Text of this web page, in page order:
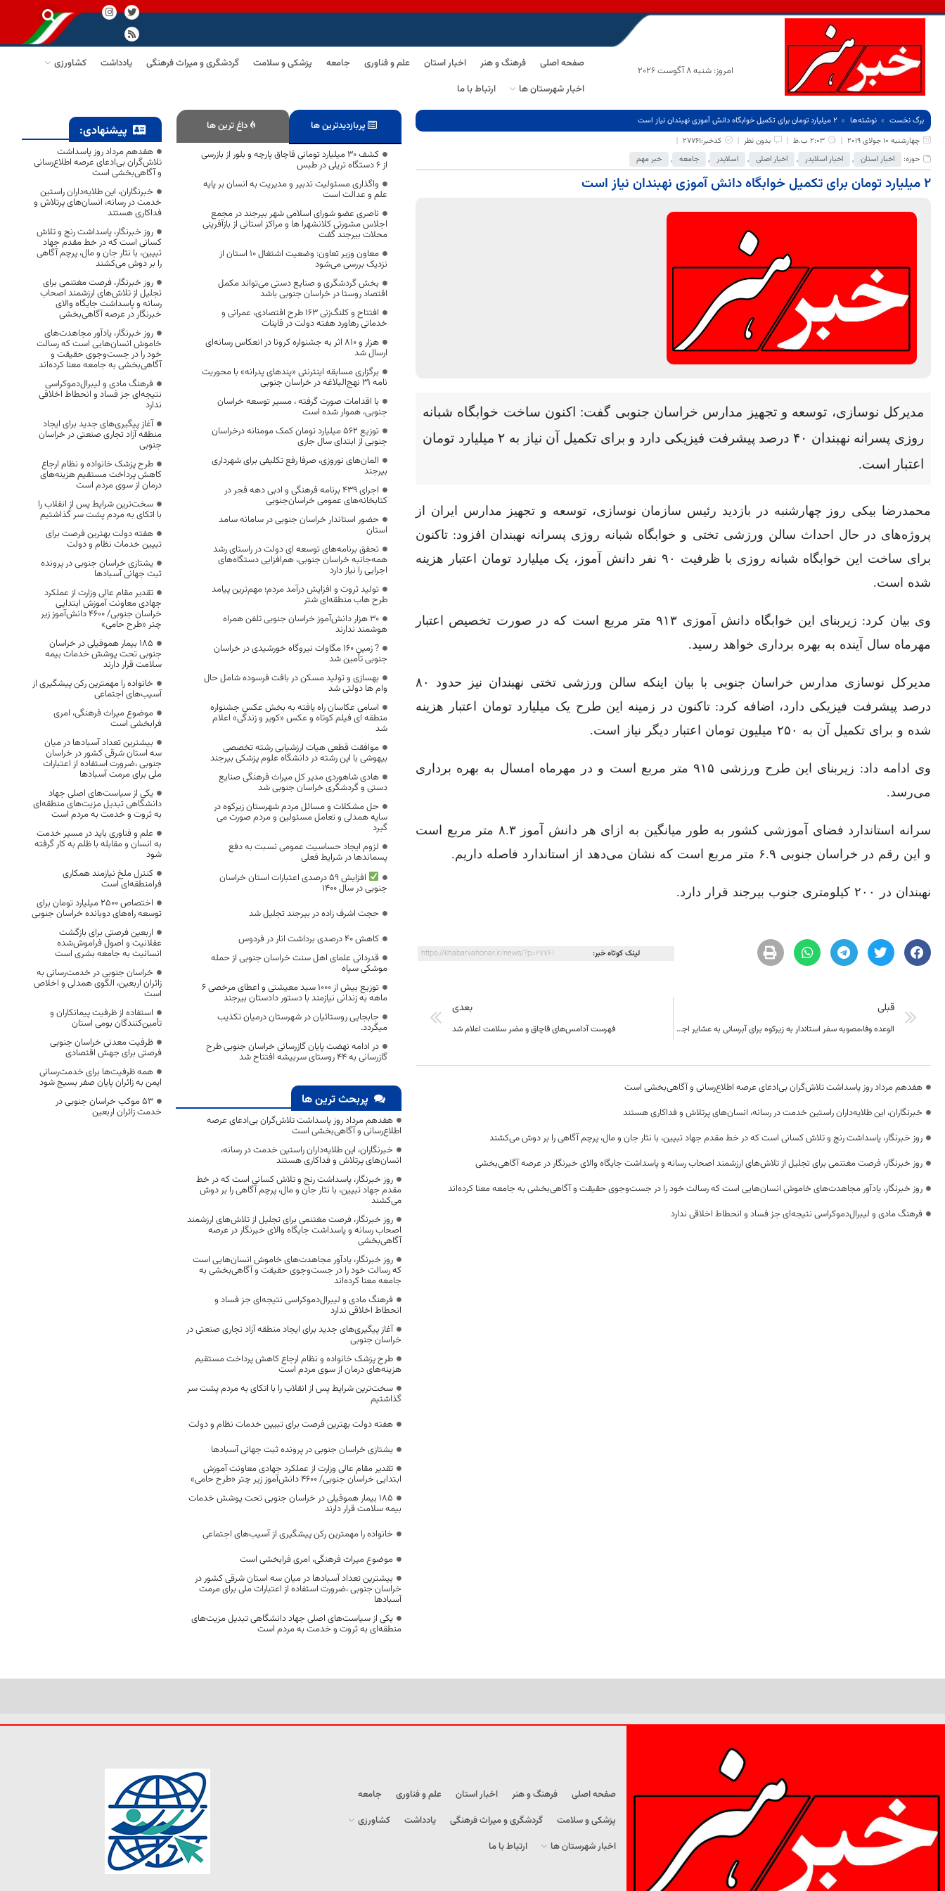
امروز: شنبه 8 آگوست 2026
صفحه اصلی فرهنگ و هنر اخبار استان علم و فناوری جامعه پزشکی و سلامت گردشگری و میراث فرهنگی یادداشت
کشاورزی
اخبار شهرستان ها
ارتباط با ما
برگ نخست نوشته‌ها
۲ میلیارد تومان برای تکمیل خوابگاه دانش آموزی نهبندان نیاز است
چهارشنبه 10 جولای 2019
2:03 ب.ظ بدون نظر
کدخبر:27761
حوزه:
اخبار استان , اخبار اسلایدر , اخبار اصلی , اسلایدر , جامعه , خبر مهم
۲ میلیارد تومان برای تکمیل خوابگاه دانش آموزی نهبندان نیاز است
مدیرکل نوسازی، توسعه و تجهیز مدارس خراسان جنوبی گفت: اکنون ساخت خوابگاه شبانه
روزی پسرانه نهبندان ۴۰ درصد پیشرفت فیزیکی دارد و برای تکمیل آن نیاز به ۲ میلیارد تومان
اعتبار است.
محمدرضا بیکی روز چهارشنبه در بازدید رئیس سازمان نوسازی، توسعه و تجهیز مدارس ایران از
پروژه‌های در حال احداث سالن ورزشی تختی و خوابگاه شبانه روزی پسرانه نهبندان افزود: تاکنون
برای ساخت این خوابگاه شبانه روزی با ظرفیت ۹۰ نفر دانش آموز، یک میلیارد تومان اعتبار هزینه
شده است.
وی بیان کرد: زیربنای این خوابگاه دانش آموزی ۹۱۳ متر مربع است که در صورت تخصیص اعتبار
مهرماه سال آینده به بهره برداری خواهد رسید.
مدیرکل نوسازی مدارس خراسان جنوبی با بیان اینکه سالن ورزشی تختی نهبندان نیز حدود ۸۰
درصد پیشرفت فیزیکی دارد، اضافه کرد: تاکنون در زمینه این طرح یک میلیارد تومان اعتبار هزینه
شده و برای تکمیل آن به ۲۵۰ میلیون تومان اعتبار دیگر نیاز است.
وی ادامه داد: زیربنای این طرح ورزشی ۹۱۵ متر مربع است و در مهرماه امسال به بهره برداری
می‌رسد.
سرانه استاندارد فضای آموزشی کشور به طور میانگین به ازای هر دانش آموز ۸.۳ متر مربع است
و این رقم در خراسان جنوبی ۶.۹ متر مربع است که نشان می‌دهد از استاندارد فاصله داریم.
نهبندان در ۲۰۰ کیلومتری جنوب بیرجند قرار دارد.
لینک کوتاه خبر: https://khabarvahonar.ir/news/?p=27761
قبلی
الوعده وفا،مصوبه سفر استاندار به زیرکوه برای آبرسانی به عشایر اجرا شد
بعدی
فهرست آدامس‌های قاچاق و مضر سلامت اعلام شد
هفدهم مرداد روز پاسداشت تلاش‌گران بی‌ادعای عرصه اطلاع‌رسانی و آگاهی‌بخشی است
خبرنگاران، این طلایه‌داران راستین خدمت در رسانه، انسان‌های پرتلاش و فداکاری هستند
روز خبرنگار، پاسداشت رنج و تلاش کسانی است که در خط مقدم جهاد تبیین، با نثار جان و مال، پرچم آگاهی را بر دوش می‌کشند
روز خبرنگار، فرصت مغتنمی برای تجلیل از تلاش‌های ارزشمند اصحاب رسانه و پاسداشت جایگاه والای خبرنگار در عرصه آگاهی‌بخشی
روز خبرنگار، یادآور مجاهدت‌های خاموش انسان‌هایی است که رسالت خود را در جست‌وجوی حقیقت و آگاهی‌بخشی به جامعه معنا کرده‌اند
فرهنگ مادی و لیبرال‌دموکراسی نتیجه‌ای جز فساد و انحطاط اخلاقی ندارد
پربازدیدترین ها داغ ترین ها
کشف ۳۰ میلیارد تومانی قاچاق پارچه و بلور از بازرسی
از ۶ دستگاه تریلی در طبس
واگذاری مسئولیت تدبیر و مدیریت به انسان بر پایه
علم و عدالت است
ناصری عضو شورای اسلامی شهر بیرجند در مجمع
اجلاس مشورتی کلانشهرا ها و مراکز استانی از بازآفرینی
محلات بیرجند گفت
معاون وزیر تعاون: وضعیت اشتغال ۱۰ استان از
نزدیک بررسی می‌شود
بخش گردشگری و صنایع دستی می‌تواند مکمل
اقتصاد روستا در خراسان جنوبی باشد
افتتاح و کلنگ‌زنی 163 طرح اقتصادی، عمرانی و
خدماتی رهاورد هفته دولت در قاینات
هزار و ۸۱۰ اثر به جشنواره کرونا در انعکاس رسانه‌ای
ارسال شد
برگزاری مسابقه اینترنتی «پندهای پدرانه» با محوریت
نامه ۳۱ نهج‌البلاغه در خراسان جنوبی
با اقدامات صورت گرفته ، مسیر توسعه خراسان
جنوبی، هموار شده است
توزیع ۵۶۲ میلیارد تومان کمک مومنانه درخراسان
جنوبی از ابتدای سال جاری
المان‌های نوروزی، صرفا رفع تکلیفی برای شهرداری
بیرجند
اجرای ۴۳۹ برنامه فرهنگی و ادبی دهه فجر در
کتابخانه‌های عمومی خراسان‌جنوبی
حضور استاندار خراسان جنوبی در سامانه سامد
استان
تحقق برنامه‌های توسعه ‌ای دولت در راستای رشد
همه‌جانبه خراسان جنوبی، هم‌افزایی دستگاه‌های
اجرایی را نیاز دارد
تولید ثروت و افزایش درآمد مردم؛ مهم‌ترین پیامد
طرح هاب منطقه‌ای شتر
۳۰ هزار دانش‌آموز خراسان جنوبی تلفن همراه
هوشمند ندارند
? زمین 160 مگاوات نیروگاه خورشیدی در خراسان
جنوبی تأمین شد
بهسازی و تولید مسکن در بافت فرسوده شامل حال
وام ها دولتی شد
اسامی عکاسان راه یافته به بخش عکس جشنواره
منطقه ای فیلم کوتاه و عکس «کویر و زندگی» اعلام
شد
موافقت قطعی هیات ارزشیابی رشته تخصصی
بیهوشی با این رشته در دانشگاه علوم پزشکی بیرجند
هادی شاهوردی مدیر کل میراث فرهنگی صنایع
دستی و گردشگری خراسان جنوبی شد
حل مشکلات و مسائل مردم شهرستان زیرکوه در
سایه همدلی و تعامل مسئولین و مردم صورت می
گیرد
لزوم ایجاد حساسیت عمومی نسبت به دفع
پسماندها در شرایط فعلی
افزایش 59 درصدی اعتبارات استان خراسان
جنوبی در سال 1400
حجت اشرف زاده در بیرجند تجلیل شد
کاهش ۴۰ درصدی برداشت انار در فردوس
قدردانی علمای اهل سنت خراسان جنوبی از حمله
موشکی سپاه
توزیع بیش از ۱۰۰۰ سبد معیشتی و اعطای مرخصی ۶
ماهه به زندانی نیازمند با دستور دادستان بیرجند
جابجایی روستائیان در شهرستان درمیان تکذیب
میگردد.
در ادامه نهضت پایان گازرسانی خراسان جنوبی طرح
گازرسانی به ۴۴ روستای سربیشه افتتاح شد
پربحث ترین ها
هفدهم مرداد روز پاسداشت تلاش‌گران بی‌ادعای عرصه
اطلاع‌رسانی و آگاهی‌بخشی است
خبرنگاران، این طلایه‌داران راستین خدمت در رسانه،
انسان‌های پرتلاش و فداکاری هستند
روز خبرنگار، پاسداشت رنج و تلاش کسانی است که در خط
مقدم جهاد تبیین، با نثار جان و مال، پرچم آگاهی را بر دوش
می‌کشند
روز خبرنگار، فرصت مغتنمی برای تجلیل از تلاش‌های ارزشمند
اصحاب رسانه و پاسداشت جایگاه والای خبرنگار در عرصه
آگاهی‌بخشی
روز خبرنگار، یادآور مجاهدت‌های خاموش انسان‌هایی است
که رسالت خود را در جست‌وجوی حقیقت و آگاهی‌بخشی به
جامعه معنا کرده‌اند
فرهنگ مادی و لیبرال‌دموکراسی نتیجه‌ای جز فساد و
انحطاط اخلاقی ندارد
آغاز پیگیری‌های جدید برای ایجاد منطقه آزاد تجاری صنعتی در
خراسان جنوبی
طرح پزشک خانواده و نظام ارجاع کاهش پرداخت مستقیم
هزینه‌های درمان از سوی مردم است
سخت‌ترین شرایط پس از انقلاب را با اتکای به مردم پشت سر
گذاشتیم
هفته دولت بهترین فرصت برای تبیین خدمات نظام و دولت
یشتازی خراسان جنوبی در پرونده ثبت جهانی آسبادها
تقدیر مقام عالی وزارت از عملکرد جهادی معاونت آموزش
ابتدایی خراسان جنوبی/ ۴۶۰۰ دانش‌آموز زیر چتر «طرح حامی»
۱۸۵ بیمار هموفیلی در خراسان جنوبی تحت پوشش خدمات
بیمه سلامت قرار دارند
خانواده را مهمترین رکن پیشگیری از آسیب‌های اجتماعی
موضوع میراث فرهنگی، امری فرابخشی است
بیشترین تعداد آسبادها در میان سه استان شرقی کشور در
خراسان جنوبی ،ضرورت استفاده از اعتبارات ملی برای مرمت
آسبادها
یکی از سیاست‌های اصلی جهاد دانشگاهی تبدیل مزیت‌های
منطقه‌ای به ثروت و خدمت به مردم است
پیشنهادی:
هفدهم مرداد روز پاسداشت
تلاش‌گران بی‌ادعای عرصه اطلاع‌رسانی
و آگاهی‌بخشی است
خبرنگاران، این طلایه‌داران راستین
خدمت در رسانه، انسان‌های پرتلاش و
فداکاری هستند
روز خبرنگار، پاسداشت رنج و تلاش
کسانی است که در خط مقدم جهاد
تبیین، با نثار جان و مال، پرچم آگاهی
را بر دوش می‌کشند
روز خبرنگار، فرصت مغتنمی برای
تجلیل از تلاش‌های ارزشمند اصحاب
رسانه و پاسداشت جایگاه والای
خبرنگار در عرصه آگاهی‌بخشی
روز خبرنگار، یادآور مجاهدت‌های
خاموش انسان‌هایی است که رسالت
خود را در جست‌وجوی حقیقت و
آگاهی‌بخشی به جامعه معنا کرده‌اند
فرهنگ مادی و لیبرال‌دموکراسی
نتیجه‌ای جز فساد و انحطاط اخلاقی
ندارد
آغاز پیگیری‌های جدید برای ایجاد
منطقه آزاد تجاری صنعتی در خراسان
جنوبی
طرح پزشک خانواده و نظام ارجاع
کاهش پرداخت مستقیم هزینه‌های
درمان از سوی مردم است
سخت‌ترین شرایط پس از انقلاب را
با اتکای به مردم پشت سر گذاشتیم
هفته دولت بهترین فرصت برای
تبیین خدمات نظام و دولت
یشتازی خراسان جنوبی در پرونده
ثبت جهانی آسبادها
تقدیر مقام عالی وزارت از عملکرد
جهادی معاونت آموزش ابتدایی
خراسان جنوبی/ ۴۶۰۰ دانش‌آموز زیر
چتر «طرح حامی»
۱۸۵ بیمار هموفیلی در خراسان
جنوبی تحت پوشش خدمات بیمه
سلامت قرار دارند
خانواده را مهمترین رکن پیشگیری از
آسیب‌های اجتماعی
موضوع میراث فرهنگی، امری
فرابخشی است
بیشترین تعداد آسبادها در میان
سه استان شرقی کشور در خراسان
جنوبی ،ضرورت استفاده از اعتبارات
ملی برای مرمت آسبادها
یکی از سیاست‌های اصلی جهاد
دانشگاهی تبدیل مزیت‌های منطقه‌ای
به ثروت و خدمت به مردم است
علم و فناوری باید در مسیر خدمت
به انسان و مقابله با ظلم به کار گرفته
شود
کنترل ملخ نیازمند همکاری
فرامنطقه‌ای است
اختصاص 2500 میلیارد تومان برای
توسعه راه‌های دوبانده خراسان جنوبی
اربعین فرصتی برای بازگشت
عقلانیت و اصول فراموش‌شده
انسانیت به جامعه بشری است
خراسان جنوبی در خدمت‌رسانی به
زائران اربعین، الگوی همدلی و اخلاص
است
استفاده از ظرفیت پیمانکاران و
تأمین‌کنندگان بومی استان
ظرفیت معدنی خراسان جنوبی
فرصتی برای جهش اقتصادی
همه ظرفیت‌ها برای خدمت‌رسانی
ایمن به زائران پایان صفر بسیج شود
53 موکب خراسان جنوبی در
خدمت زائران اربعین
صفحه اصلی فرهنگ و هنر اخبار استان علم و فناوری
جامعه
پزشکی و سلامت
گردشگری و میراث فرهنگی یادداشت
کشاورزی
اخبار شهرستان ها
ارتباط با ما